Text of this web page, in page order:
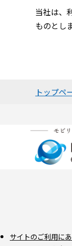
当社は、
ものとし
トップペ
サイトのご利用に